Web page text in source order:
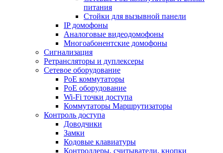
питания
Стойки для вызывной панели
IP домофоны
Аналоговые видеодомофоны
Многоабонентские домофоны
Сигнализация
Ретрансляторы и дуплексеры
Сетевое оборудование
PoE коммутаторы
PoE оборудование
Wi-Fi точки доступа
Коммутаторы Маршрутизаторы
Контроль доступа
Доводчики
Замки
Кодовые клавиатуры
Контроллеры, считыватели, кнопки